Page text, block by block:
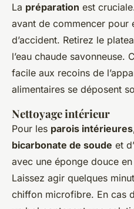
La préparation est
avant de commencer pour
d’accident. Retirez le
l’eau chaude savonneuse.
facile aux recoins de
alimentaires se déposent
Nettoyage intérieur
Pour les parois intérieures
bicarbonate de soude et
avec une éponge douce
Laissez agir quelques
chiffon microfibre. En cas